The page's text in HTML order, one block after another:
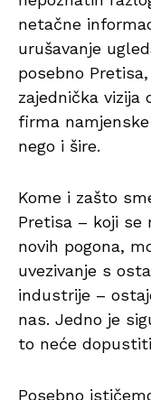
netačne
urušavanje
posebno
zajednička vizija
firma
nego i šire.
Kome i zašto
Pretisa – koji se
novih pogona,
uvezivanje s
industrije –
nas. Jedno je
to neće
Posebno